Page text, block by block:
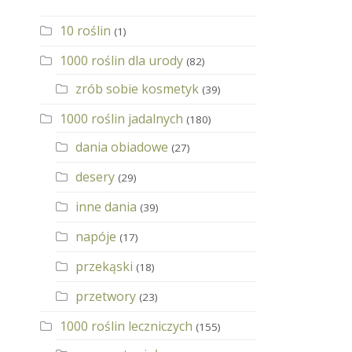
10 roślin (1)
1000 roślin dla urody (82)
zrób sobie kosmetyk (39)
1000 roślin jadalnych (180)
dania obiadowe (27)
desery (29)
inne dania (39)
napóje (17)
przekąski (18)
przetwory (23)
1000 roślin leczniczych (155)